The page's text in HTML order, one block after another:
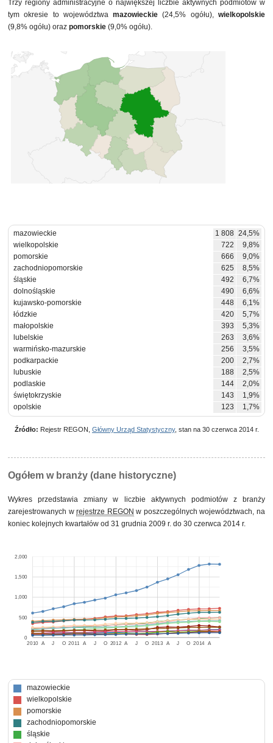
Trzy regiony administracyjne o największej liczbie aktywnych podmiotów w
tym okresie to województwamazowieckie (24,5% ogółu),wielkopolskie
(9,8% ogółu) oraz pomorskie (9,0% ogółu).
mazowieckie 1 808 24,5%
wielkopolskie
722
9,8%
pomorskie
666
9,0%
zachodniopomorskie
625
8,5%
śląskie
492
6,7%
dolnośląskie
490
6,6%
kujawsko-pomorskie
448
6,1%
łódzkie
420
5,7%
małopolskie
393
5,3%
lubelskie
263
3,6%
warmińsko-mazurskie
256
3,5%
podkarpackie
200
2,7%
lubuskie
188
2,5%
podlaskie
144
2,0%
świętokrzyskie
143
1,9%
opolskie
123 1,7%
Źródło: Rejestr REGON, Główny Urząd Statystyczny, stan na 30 czerwca 2014 r.
Ogółem w branży (dane historyczne)
Wykres przedstawia zmiany w liczbie aktywnych podmiotów z branży
zarejestrowanych wrejestrze REGON w poszczególnych województwach, na
koniec kolejnych kwartałów od 31 grudnia 2009 r. do 30 czerwca 2014 r.
2010 2011 2012 2013 2014
A J O A J O A J O A J O A
0
500
1,000
1,500
2,000
mazowieckie
wielkopolskie
pomorskie
zachodniopomorskie
śląskie